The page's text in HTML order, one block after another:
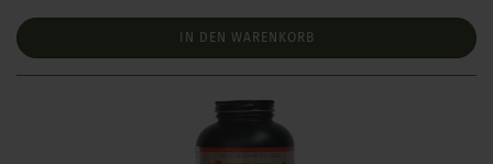
IN DEN WARENKORB